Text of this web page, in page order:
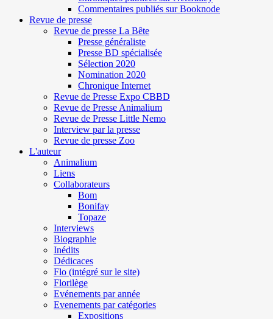
Commentaires publiés sur Booknode
Revue de presse
Revue de presse La Bête
Presse généraliste
Presse BD spécialisée
Sélection 2020
Nomination 2020
Chronique Internet
Revue de Presse Expo CBBD
Revue de Presse Animalium
Revue de Presse Little Nemo
Interview par la presse
Revue de presse Zoo
L'auteur
Animalium
Liens
Collaborateurs
Bom
Bonifay
Topaze
Interviews
Biographie
Inédits
Dédicaces
Flo (intégré sur le site)
Florilège
Evénements par année
Evenements par catégories
Expositions